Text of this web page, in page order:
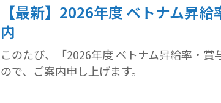
【最新】2026年度 ベトナム昇
内
このたび、「2026年度 ベトナム昇給率・
ので、ご案内申し上げます。